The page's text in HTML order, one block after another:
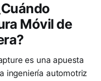
Móvil de
es una apuesta
ingeniería automotriz